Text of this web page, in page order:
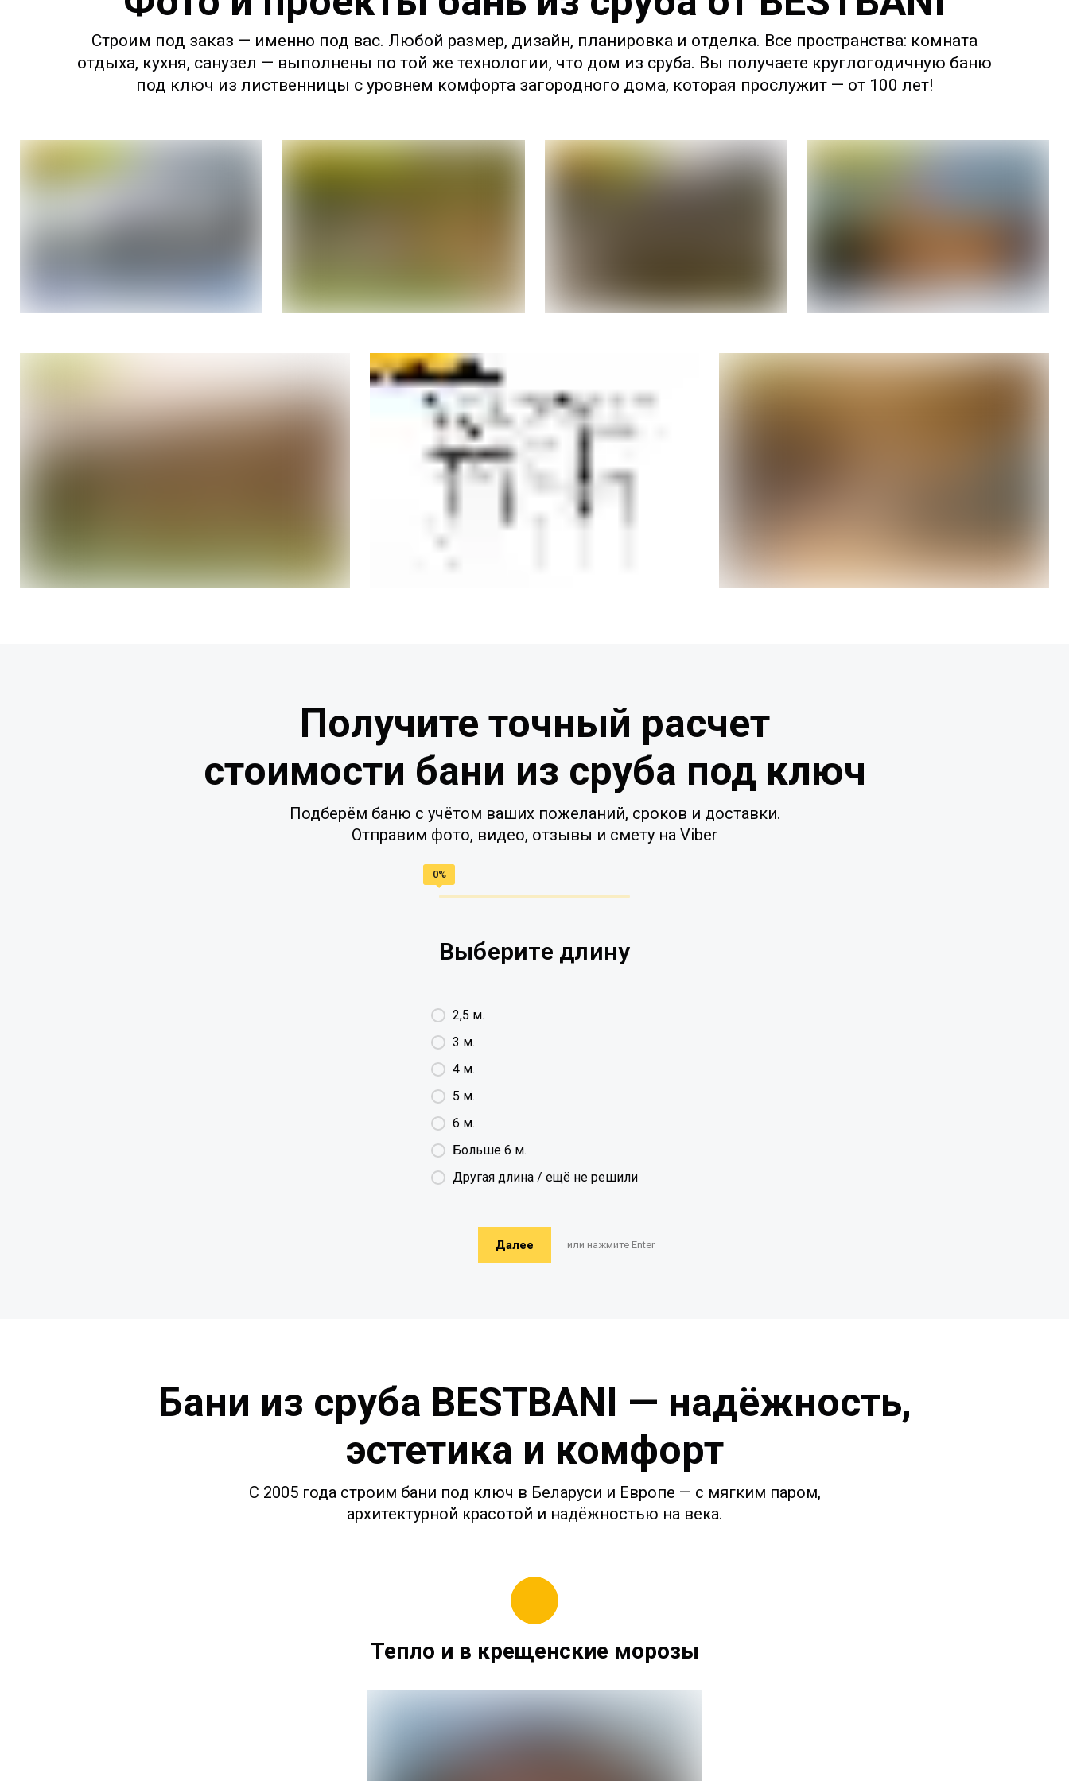
Строим под заказ — именно под вас. Любой размер, дизайн, планировка и отделка. Все пространства: комната
отдыха, кухня, санузел — выполнены по той же технологии, что дом из сруба. Вы получаете круглогодичную баню
под ключ из лиственницы с уровнем комфорта загородного дома, которая прослужит — от 100 лет!
Подберём баню с учётом ваших пожеланий, сроков и доставки.
Отправим фото, видео, отзывы и смету на Viber
Получите точный расчет
стоимости бани из сруба под ключ
Выберите длину
2,5 м.
3 м.
4 м.
5 м.
6 м.
Больше 6 м.
Другая длина / ещё не решили
Далее или нажмите Enter
Бани из сруба BESTBANI — надёжность,
эстетика и комфорт
С 2005 года строим бани под ключ в Беларуси и Европе — с мягким паром,
архитектурной красотой и надёжностью на века.
Тепло и в крещенские морозы